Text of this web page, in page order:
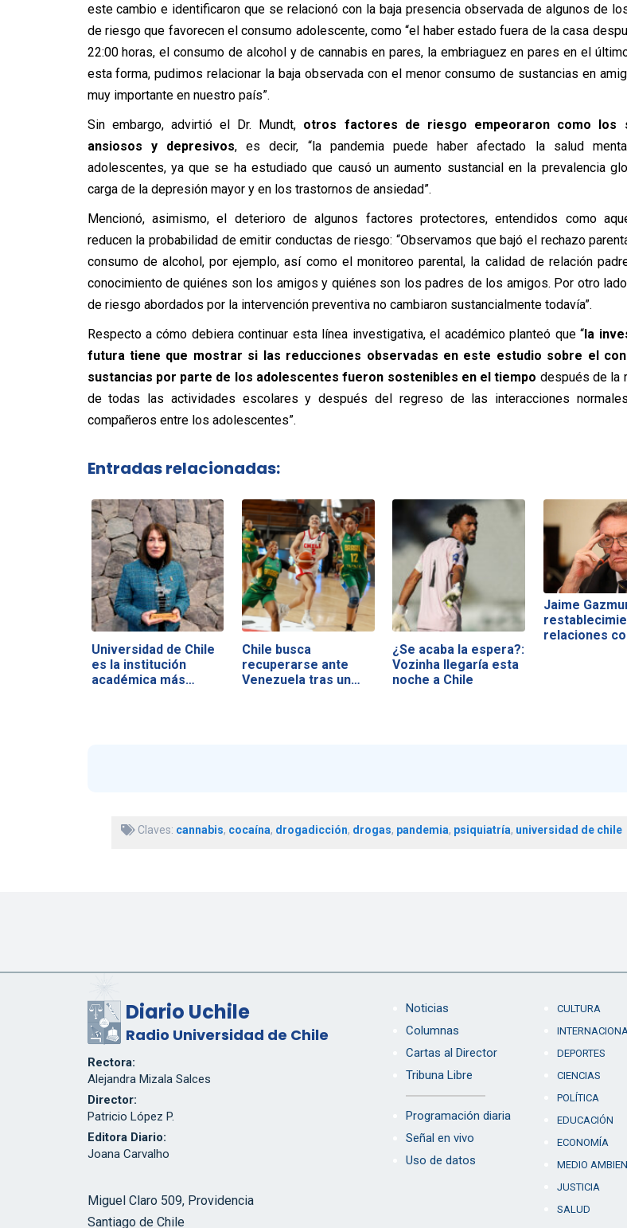
este cambio e identificaron que se relacionó con la baja presencia observada de algunos de
de riesgo que favorecen el consumo adolescente, como “el haber estado fuera de la casa
22:00 horas, el consumo de alcohol y de cannabis en pares, la embriaguez en pares en el
esta forma, pudimos relacionar la baja observada con el menor consumo de sustancias en
muy importante en nuestro país”.
Sin embargo, advirtió el Dr. Mundt, otros factores de riesgo empeoraron como los
ansiosos y depresivos, es decir, “la pandemia puede haber afectado la salud
adolescentes, ya que se ha estudiado que causó un aumento sustancial en la prevalencia
carga de la depresión mayor y en los trastornos de ansiedad”.
Mencionó, asimismo, el deterioro de algunos factores protectores, entendidos como
reducen la probabilidad de emitir conductas de riesgo: “Observamos que bajó el rechazo
consumo de alcohol, por ejemplo, así como el monitoreo parental, la calidad de relación
conocimiento de quiénes son los amigos y quiénes son los padres de los amigos. Por otro
de riesgo abordados por la intervención preventiva no cambiaron sustancialmente todavía”.
Respecto a cómo debiera continuar esta línea investigativa, el académico planteó que “la
futura tiene que mostrar si las reducciones observadas en este estudio sobre el
sustancias por parte de los adolescentes fueron sostenibles en el tiempo después de la
de todas las actividades escolares y después del regreso de las interacciones
compañeros entre los adolescentes”.
Entradas relacionadas:
Universidad de Chile
es la institución
académica más…
Chile busca
recuperarse ante
Venezuela tras un
¿Se acaba la espera?:
Vozinha llegaría esta
noche a Chile
Jaime
relaciones
Claves: cannabis, cocaína, drogadicción, drogas, pandemia, psiquiatría, universidad de chile
Diario Uchile
Radio Universidad de Chile
Rectora:
Alejandra Mizala Salces
Director:
Patricio López P.
Editora Diario:
Joana Carvalho
Miguel Claro 509, Providencia
Santiago de Chile
Noticias
Columnas
Cartas al Director
Tribuna Libre
Programación diaria
Señal en vivo
Uso de datos
CULTURA
DEPORTES
CIENCIAS
POLÍTICA
EDUCACIÓN
ECONOMÍA
MEDIO
JUSTICIA
SALUD